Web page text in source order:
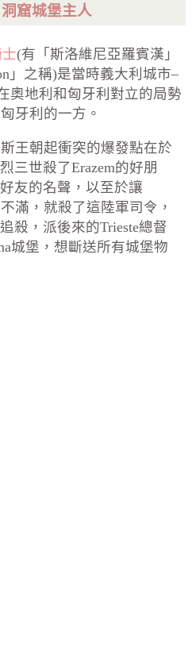
窟城堡主人
(有「斯洛維尼亞羅賓漢」
」之稱)是當時義大利城市–
奧地利和匈牙利對立的局勢
牙利的一方。
王朝起衝突的爆發點在於
三世殺了Erazem的好朋
友的名聲，以至於讓
滿，就殺了這陸軍司令，
殺，派後來的Trieste總督
城堡，想斷送所有城堡物